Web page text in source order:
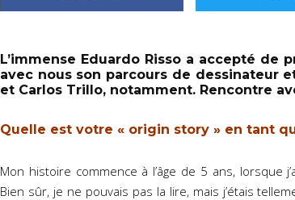
L’immense Eduardo Risso a accepté
avec nous son parcours de dessinateur
et Carlos Trillo, notamment. Rencontre
Quelle est votre « origin story » en tant
Mon histoire commence à l’âge de 5 ans, lorsque
Bien sûr, je ne pouvais pas la lire, mais j’étais